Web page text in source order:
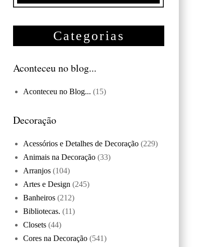
Categorias
Aconteceu no blog...
Aconteceu no Blog... (15)
Decoração
Acessórios e Detalhes de Decoração (229)
Animais na Decoração (33)
Arranjos (104)
Artes e Design (245)
Banheiros (212)
Bibliotecas. (11)
Closets (44)
Cores na Decoração (541)